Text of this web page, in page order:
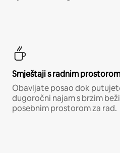
Smještaji s radnim
Obavljate posao dok
dugoročni najam s brzim
posebnim prostorom za rad.